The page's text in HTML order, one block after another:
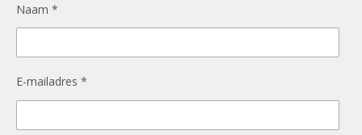
Naam *
E-mailadres *